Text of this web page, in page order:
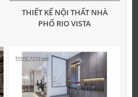
THIẾT KẾ NỘI THẤT NHÀ
PHỐ RIO VISTA